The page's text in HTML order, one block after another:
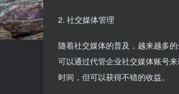
2. 社交媒体管理
随着社交媒体的普及，越来越多
可以通过代管企业社交媒体账号
时间，但可以获得不错的收益。